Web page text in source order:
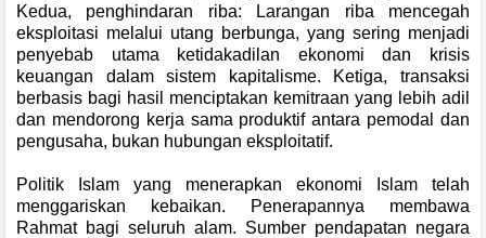
Kedua, penghindaran riba: Larangan riba mencegah
eksploitasi melalui utang berbunga, yang sering menjadi
penyebab utama ketidakadilan ekonomi dan krisis
keuangan dalam sistem kapitalisme. Ketiga, transaksi
berbasis bagi hasil menciptakan kemitraan yang lebih adil
dan mendorong kerja sama produktif antara pemodal dan
pengusaha, bukan hubungan eksploitatif.
Politik Islam yang menerapkan ekonomi Islam telah
menggariskan kebaikan. Penerapannya membawa
Rahmat bagi seluruh alam. Sumber pendapatan negara